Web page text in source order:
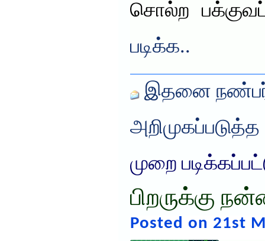
சொல்ற
படிக்க..
இதனை
அறிமுகப்படுத்த
முறை
பிறருக்கு
Posted on 21st